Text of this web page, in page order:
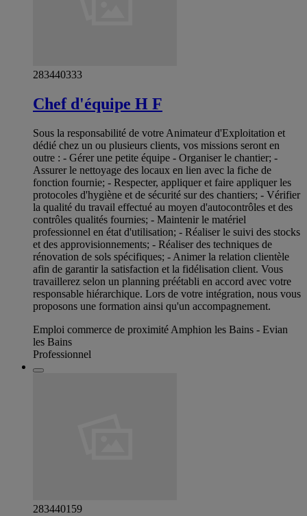
283440333
Chef d'équipe H F
Sous la responsabilité de votre Animateur d'Exploitation et
dédié chez un ou plusieurs clients, vos missions seront en
outre : - Gérer une petite équipe - Organiser le chantier; -
Assurer le nettoyage des locaux en lien avec la fiche de
fonction fournie; - Respecter, appliquer et faire appliquer les
protocoles d'hygiène et de sécurité sur des chantiers; - Vérifier
la qualité du travail effectué au moyen d'autocontrôles et des
contrôles qualités fournies; - Maintenir le matériel
professionnel en état d'utilisation; - Réaliser le suivi des stocks
et des approvisionnements; - Réaliser des techniques de
rénovation de sols spécifiques; - Animer la relation clientèle
afin de garantir la satisfaction et la fidélisation client. Vous
travaillerez selon un planning préétabli en accord avec votre
responsable hiérarchique. Lors de votre intégration, nous vous
proposons une formation ainsi qu'un accompagnement.
Emploi commerce de proximité Amphion les Bains - Evian
les Bains
Professionnel
283440159